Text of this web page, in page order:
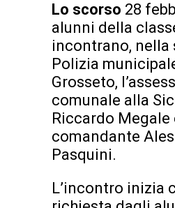
Lo scorso 28
alunni della
incontrano, nella
Polizia
Grosseto,
comunale alla
Riccardo Megale
comandante
Pasquini.
L’incontro inizia